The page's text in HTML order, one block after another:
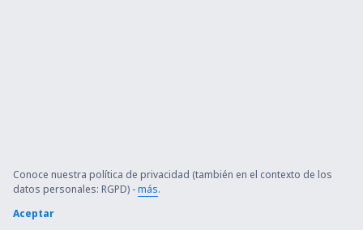
Conoce nuestra política de privacidad (también en el contexto de los
datos personales: RGPD) -más.
Aceptar